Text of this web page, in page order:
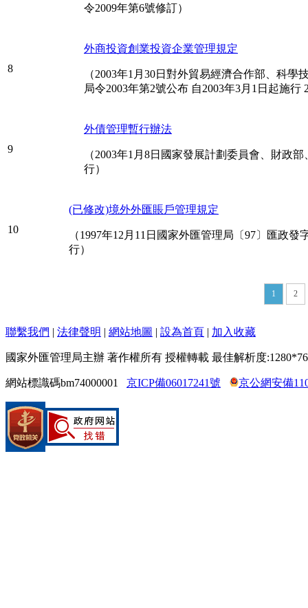
令2009年第6號修訂）
8
外商投資創業投資企業管理規定
（2003年1月30日對外貿易經濟合作部、科
局令2003年第2號公布 自2003年3月1日起施
9
外債管理暫行辦法
（2003年1月8日國家發展計劃委員會、財政
行）
10
(已修改)境外外匯賬戶管理規定
（1997年12月11日國家外匯管理局〔97〕匯政發
行）
1 2
聯繫我們 | 法律聲明 | 網站地圖 | 設為首頁 | 加入收藏
國家外匯管理局主辦 著作權所有 授權轉載 最佳解析度
網站標識碼bm74000001 京ICP備06017241號 京公網安備